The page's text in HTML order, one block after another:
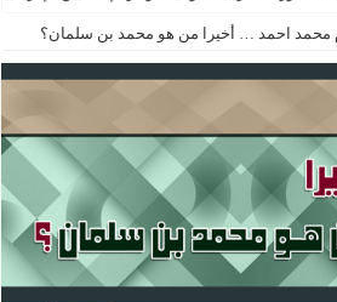
محمد احمد … أخيرا من هو محمد بن سلمان؟